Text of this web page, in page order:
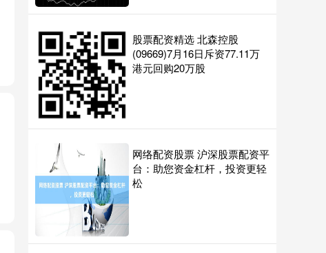
股票配资精选 北森控股
(09669)7月16日斥资77.11万
港元回购20万股
网络配资股票 沪深股票配资平
台：助您资金杠杆，投资更轻
松